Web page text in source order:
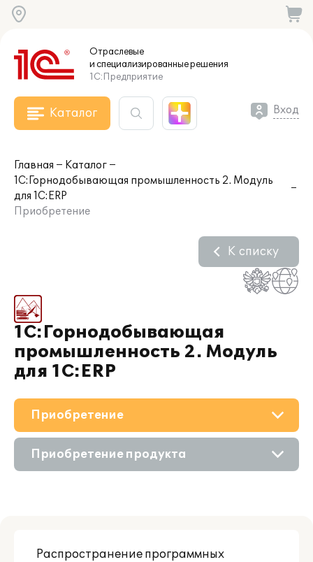
Отраслевые
и специализированныерешения
1С:Предприятие
Каталог Вход
Главная
Каталог
1С:Горнодобывающая промышленность 2. Модуль
для 1С:ERP
Приобретение
1С:Горнодобывающая
промышленность 2. Модуль
для 1С:ERP
К списку
О решении
Приобретение
Партнерам
Приобретение продукта
Распространение программных